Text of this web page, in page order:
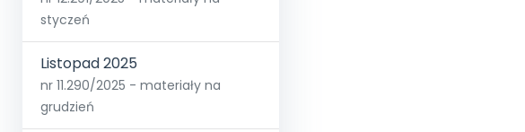
styczeń
Listopad 2025
nr 11.290/2025 - materiały na
grudzień